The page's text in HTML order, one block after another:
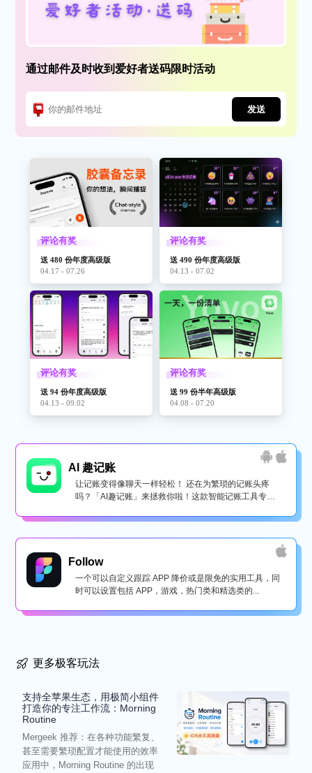
通过邮件及时收到爱好者送码限时活动
发送
评论有奖
送 480 份年度高级版
04.17 - 07.26
评论有奖
送 490 份年度高级版
04.13 - 07.02
评论有奖
送 94 份年度高级版
04.13 - 09.02
评论有奖
送 99 份半年高级版
04.08 - 07.20
AI 趣记账
让记账变得像聊天一样轻松！ 还在为繁琐的记账头疼
吗？「AI趣记账」来拯救你啦！这款智能记账工具专为
Follow
一个可以自定义跟踪 APP 降价或是限免的实用工具，同
时可以设置包括 APP，游戏，热门类和精选类的...
更多极客玩法
支持全苹果生态，用极简小组件
打造你的专注工作流：Morning
Routine
Mergeek 推荐：在各种功能繁复、
甚至需要繁琐配置才能使用的效率
应用中，Morning Routine 的出现